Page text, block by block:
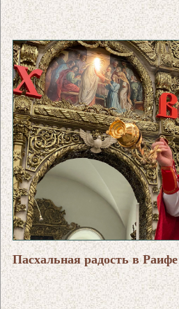
Пасхальная радость в Раифе